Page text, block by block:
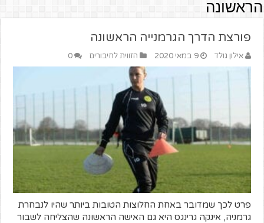
הראשונה
פורצת הדרך הגרמנייה הראשונה
אילון גולד 9 במאי 2020 הזווית לחיבורים 0
פרט לכך שמדובר באחת החלוצות הטובות ביותר שהיו לנבחרת
גרמניה, אינקה גרינגס היא גם האישה הראשונה שהצליחה לשבור